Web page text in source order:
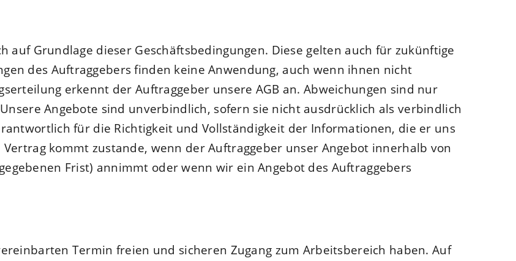
auf Grundlage dieser Geschäftsbedingungen. Diese gelten auch für zukünftige
des Auftraggebers finden keine Anwendung, auch wenn ihnen nicht
erkennt der Auftraggeber unsere AGB an. Abweichungen sind nur
Angebote sind unverbindlich, sofern sie nicht ausdrücklich als verbindlich
für die Richtigkeit und Vollständigkeit der Informationen, die er uns
kommt zustande, wenn der Auftraggeber unser Angebot innerhalb von
Frist) annimmt oder wenn wir ein Angebot des Auftraggebers
Termin freien und sicheren Zugang zum Arbeitsbereich haben. Auf